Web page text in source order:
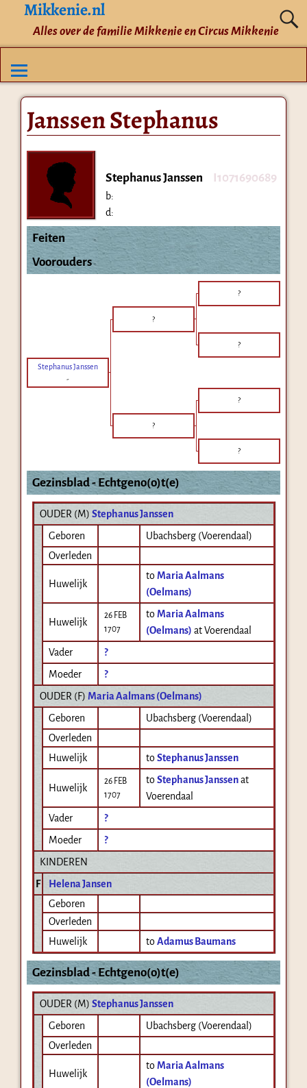
Mikkenie.nl
Alles over de familie Mikkenie en Circus Mikkenie
Janssen Stephanus
Stephanus Janssen I1071690689
b:
d:
Feiten
Voorouders
?
?
?
Stephanus Janssen
-
?
?
?
Gezinsblad - Echtgeno(o)t(e)
OUDER (M) Stephanus Janssen
Geboren
Ubachsberg (Voerendaal)
Overleden
Huwelijk
toMaria Aalmans
(Oelmans)
Huwelijk
26 FEB
1707
toMaria Aalmans
(Oelmans) at Voerendaal
Vader
?
Moeder
?
OUDER (F) Maria Aalmans (Oelmans)
Geboren
Ubachsberg (Voerendaal)
Overleden
Huwelijk
toStephanus Janssen
Huwelijk
26 FEB
1707
toStephanus Janssen at
Voerendaal
Vader
?
Moeder
?
KINDEREN
F
Helena Jansen
Geboren
Overleden
Huwelijk
toAdamus Baumans
Gezinsblad - Echtgeno(o)t(e)
OUDER (M) Stephanus Janssen
Geboren
Ubachsberg (Voerendaal)
Overleden
Huwelijk
toMaria Aalmans
(Oelmans)